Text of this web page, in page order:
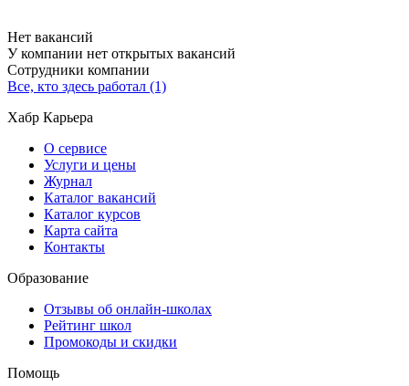
Нет вакансий
У компании нет открытых вакансий
Сотрудники компании
Все, кто здесь работал (1)
Хабр Карьера
О сервисе
Услуги и цены
Журнал
Каталог вакансий
Каталог курсов
Карта сайта
Контакты
Образование
Отзывы об онлайн-школах
Рейтинг школ
Промокоды и скидки
Помощь